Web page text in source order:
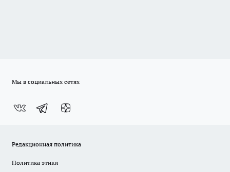
Мы в социальных сетях
Редакционная политика
Политика этики